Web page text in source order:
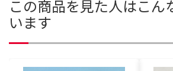
この商品を見た人はこん
います